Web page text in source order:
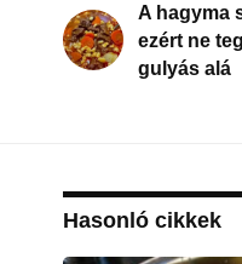
A hagyma
ezért ne
gulyás alá
Hasonló cikkek